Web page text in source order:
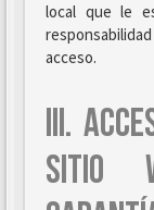
local que le
acceso.
III.
SITIO